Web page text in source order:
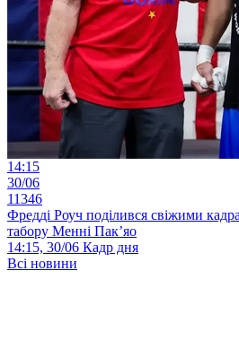
14:15
30/06
11346
Фредді Роуч поділився свіжими
табору Менні Пак’яо
14:15, 30/06 Кадр дня
Всі новини